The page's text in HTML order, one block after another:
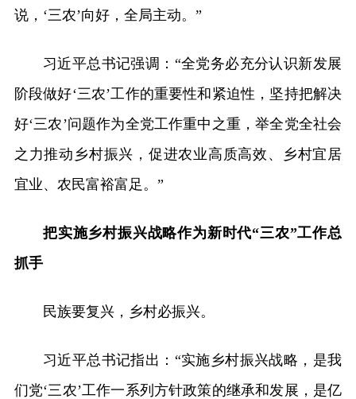
说，‘三农’向好，全局主动。”
习近平总书记强调：“全党务必充分认识新发展
阶段做好‘三农’工作的重要性和紧迫性，坚持把解决
好‘三农’问题作为全党工作重中之重，举全党全社会
之力推动乡村振兴，促进农业高质高效、乡村宜居
宜业、农民富裕富足。”
把实施乡村振兴战略作为新时代“三农”工作总
抓手
民族要复兴，乡村必振兴。
习近平总书记指出：“实施乡村振兴战略，是我
们党‘三农’工作一系列方针政策的继承和发展，是亿